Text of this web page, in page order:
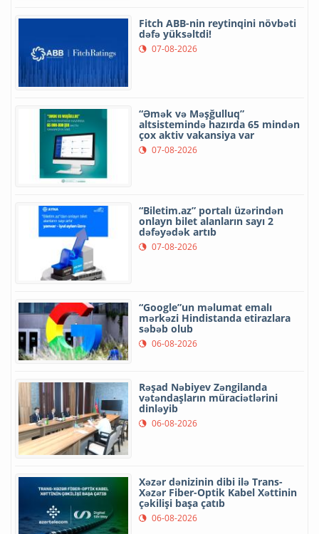
Fitch ABB-nin reytinqini növbəti
dəfə yüksəltdi!
07-08-2026
“Əmək və Məşğulluq”
altsistemində hazırda 65 mindən
çox aktiv vakansiya var
07-08-2026
“Biletim.az” portalı üzərindən
onlayn bilet alanların sayı 2
dəfəyədək artıb
07-08-2026
“Google”un məlumat emalı
mərkəzi Hindistanda etirazlara
səbəb olub
06-08-2026
Rəşad Nəbiyev Zəngilanda
vətəndaşların müraciətlərini
dinləyib
06-08-2026
Xəzər dənizinin dibi ilə Trans-
Xəzər Fiber-Optik Kabel Xəttinin
çəkilişi başa çatıb
06-08-2026